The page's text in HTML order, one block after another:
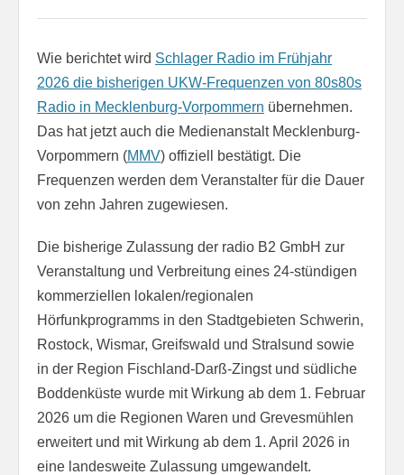
Wie berichtet wird Schlager Radio im Frühjahr
2026 die bisherigen UKW-Frequenzen von 80s80s
Radio in Mecklenburg-Vorpommern übernehmen.
Das hat jetzt auch die Medienanstalt Mecklenburg-
Vorpommern (MMV) offiziell bestätigt. Die
Frequenzen werden dem Veranstalter für die Dauer
von zehn Jahren zugewiesen.
Die bisherige Zulassung der radio B2 GmbH zur
Veranstaltung und Verbreitung eines 24-stündigen
kommerziellen lokalen/regionalen
Hörfunkprogramms in den Stadtgebieten Schwerin,
Rostock, Wismar, Greifswald und Stralsund sowie
in der Region Fischland-Darß-Zingst und südliche
Boddenküste wurde mit Wirkung ab dem 1. Februar
2026 um die Regionen Waren und Grevesmühlen
erweitert und mit Wirkung ab dem 1. April 2026 in
eine landesweite Zulassung umgewandelt.